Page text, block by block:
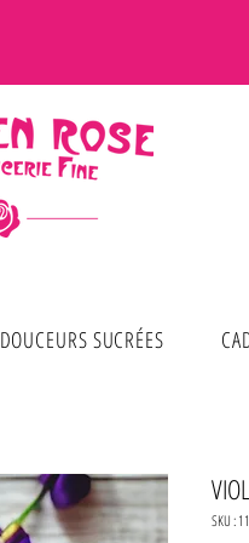
SKU :
DOUCEURS SUCRÉES